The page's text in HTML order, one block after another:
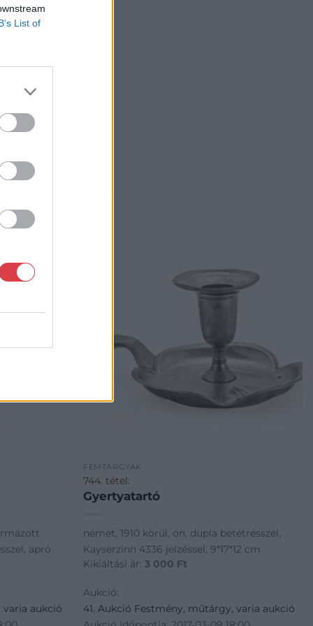
List of
Falk Miksa u. 24-26.
apró
varia aukció
FÉMTÁRGYAK
744. tétel:
Gyertyatartó
német, 1910 körül, ón, dupla betétrésszel,
Kayserzinn 4336 jelzéssel, 9*17*12 cm
Kikiáltási ár:3 000 Ft
Aukció:
41. Aukció Festmény, műtárgy, varia aukció